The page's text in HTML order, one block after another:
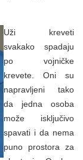
Uži kreveti
svakako spadaju
po vojničke
krevete. Oni su
napravljeni tako
da jedna osoba
može isključivo
spavati i da nema
puno prostora za